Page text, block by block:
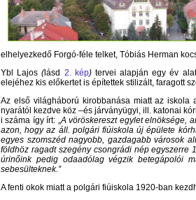
elhelyezkedő Forgó-féle telket, Tóbiás Herman
Ybl Lajos(lásd 2. kép)tervei alapján egy év
elejéhez kis előkertet is építettek stilizált, faragott
Az első világháború kirobbanása miatt az iskola
nyarától kezdve köz –és járványügyi, ill. katonai
i száma így írt: „A vöröskereszt egylet elnöksége,
azon, hogy az áll. polgári fiúiskola új épülete
egyes szomszéd nagyobb, gazdagabb
földhöz ragadt szegény csongrádi nép egyszerre
úrinőink pedig odaadólag végzik betegápolói
sebesülteknek.”
A fenti okok miatt a polgári fiúiskola 1920-ban